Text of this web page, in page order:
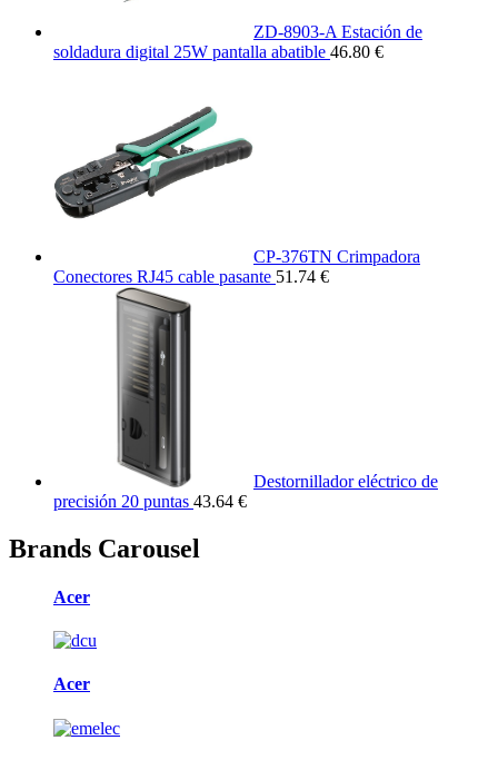
ZD-8903-A Estación de
soldadura digital 25W pantalla abatible 46.80 €
CP-376TN Crimpadora
Conectores RJ45 cable pasante 51.74 €
Destornillador eléctrico de
precisión 20 puntas 43.64 €
Brands Carousel
Acer
Acer